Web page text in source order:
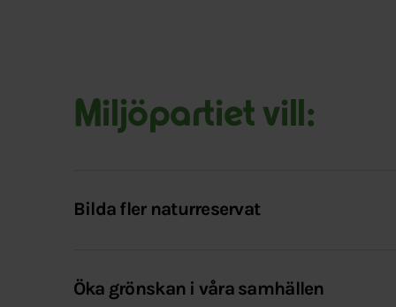
Miljöpartiet vill:
Bilda fler naturreservat
Öka grönskan i våra samhällen